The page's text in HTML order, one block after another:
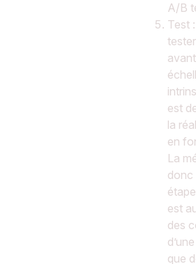
A/B
Test
est
la
en
La
donc
est
des
que